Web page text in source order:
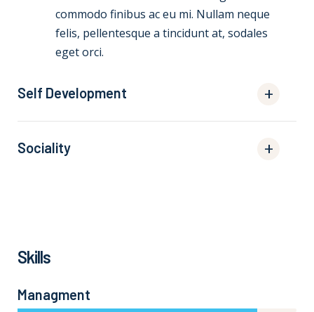
commodo finibus ac eu mi. Nullam neque
felis, pellentesque a tincidunt at, sodales
eget orci.
Self Development
Sociality
Skills
Managment